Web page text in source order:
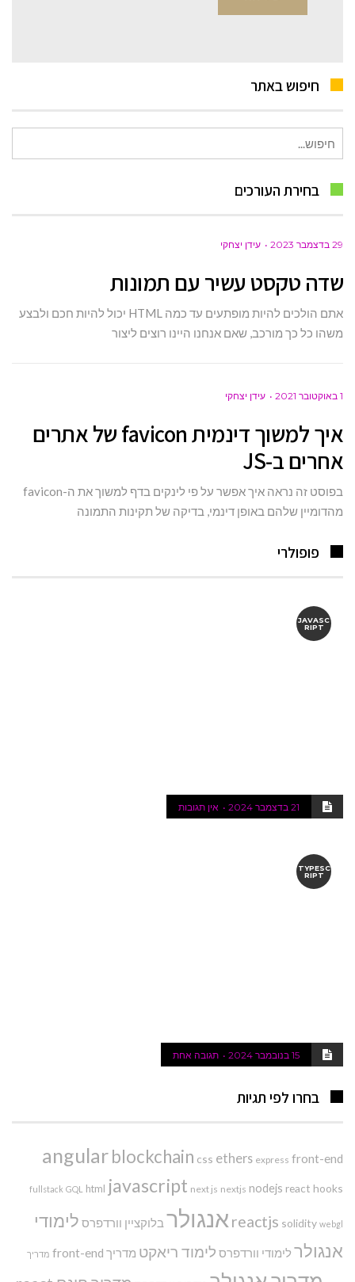
חיפוש באתר
עבור:
בחירת העורכים
29 בדצמבר 2023 עידן יצחקי
שדה טקסט עשיר עם תמונות
אתם הולכים להיות מופתעים עד כמה HTML יכול להיות חכם ולבצע
משהו כל כך מורכב, שאם אנחנו היינו רוצים ליצור
1 באוקטובר 2021 עידן יצחקי
איך למשוך דינמית favicon של אתרים
אחרים ב-JS
בפוסט זה נראה איך אפשר על פי לינקים בדף למשוך את ה-favicon
מהדומיין שלהם באופן דינמי, בדיקה של תקינות התמונה
פופולרי
JAVASC
RIPT
21 בדצמבר 2024 אין תגובות
TYPESC
RIPT
15 בנובמבר 2024 תגובה אחת
בחרו לפי תגיות
angularblockchain css ethers express front-end
fullstack GQL html javascript next js nextjs nodejs react hooks
reactjs solidity webgl אנגולר בלוקציין וורדפרס לימודי
אנגולר לימודי וורדפרס לימוד ריאקט מדריך front-end מדריך